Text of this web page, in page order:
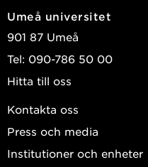
Umeå universitet
901 87 Umeå
Tel: 090-786 50 00
Hitta till oss
Kontakta oss
Press och media
Institutioner och enheter